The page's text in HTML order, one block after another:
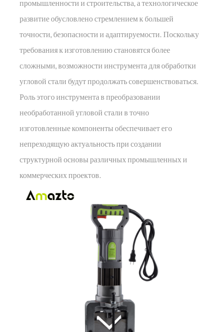
промышленности и строительства, а технологическое
развитие обусловлено стремлением к большей
точности, безопасности и адаптируемости. Поскольку
требования к изготовлению становятся более
сложными, возможности инструмента для обработки
угловой стали будут продолжать совершенствоваться.
Роль этого инструмента в преобразовании
необработанной угловой стали в точно
изготовленные компоненты обеспечивает его
непреходящую актуальность при создании
структурной основы различных промышленных и
коммерческих проектов.